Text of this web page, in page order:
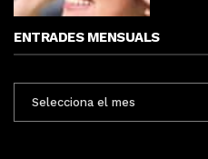
ENTRADES MENSUALS
MENSUALS